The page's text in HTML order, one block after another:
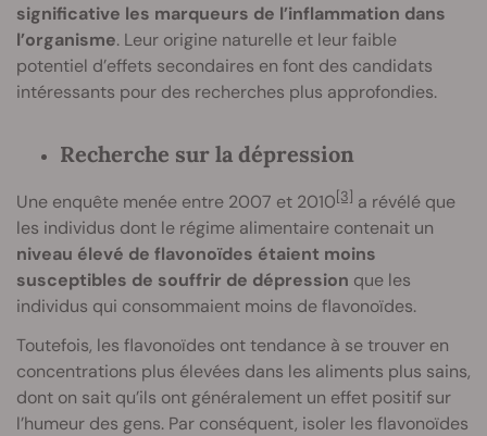
significative les marqueurs de l’inflammation dans
l’organisme. Leur origine naturelle et leur faible
potentiel d’effets secondaires en font des candidats
intéressants pour des recherches plus approfondies.
Recherche sur la dépression
Une enquête menée entre 2007 et 2010[3] a révélé que
les individus dont le régime alimentaire contenait un
niveau élevé de flavonoïdes étaient moins
susceptibles de souffrir de dépression que les
individus qui consommaient moins de flavonoïdes.
Toutefois, les flavonoïdes ont tendance à se trouver en
concentrations plus élevées dans les aliments plus sains,
dont on sait qu’ils ont généralement un effet positif sur
l’humeur des gens. Par conséquent, isoler les flavonoïdes